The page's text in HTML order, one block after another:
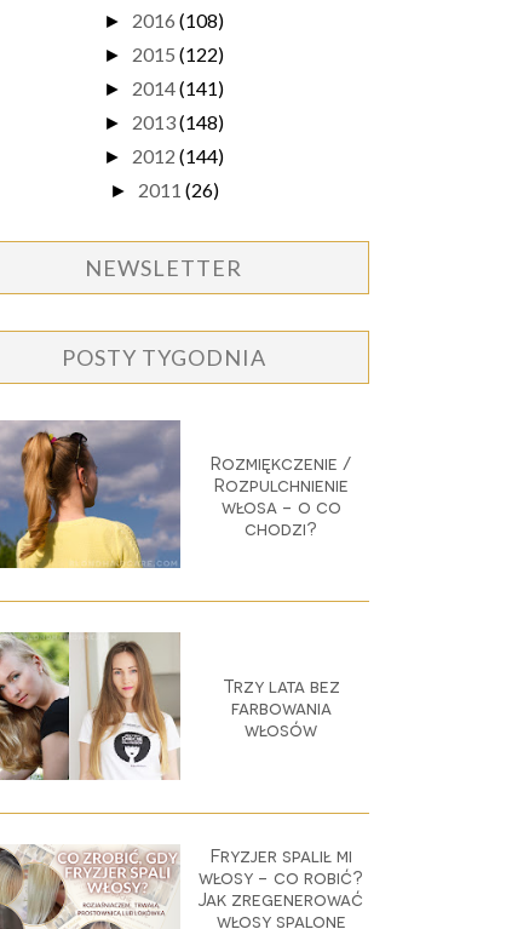
► 2016 (108)
► 2015 (122)
► 2014(141)
► 2013(148)
► 2012 (144)
► 2011 (26)
NEWSLETTER
POSTY TYGODNIA
Rozmiękczenie /
Rozpulchnienie
włosa - o co
chodzi?
Trzy lata bez
farbowania
włosów
Fryzjer spalił mi
włosy - co robić?
Jak zregenerować
włosy spalone